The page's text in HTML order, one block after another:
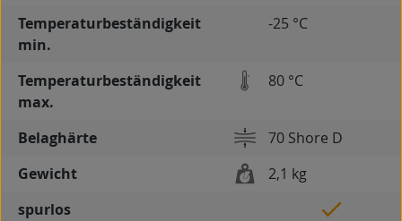
Temperaturbeständigkeit
min.
-25 °C
Temperaturbeständigkeit
max.
80 °C
Belaghärte
70 Shore D
Gewicht
2,1 kg
spurlos